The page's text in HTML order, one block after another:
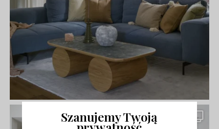
Szanujemy Twoją